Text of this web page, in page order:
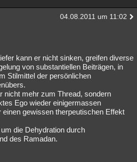
04.08.2011 um 11:02
kann er nicht sinken, greifen diverse
von substantiellen Beiträgen, in
Stilmittel der persönlichen
nicht mehr zum Thread, sondern
Ego wieder einigermassen
gewissen therpeutischen Effekt
die Dehydration durch
des Ramadan.